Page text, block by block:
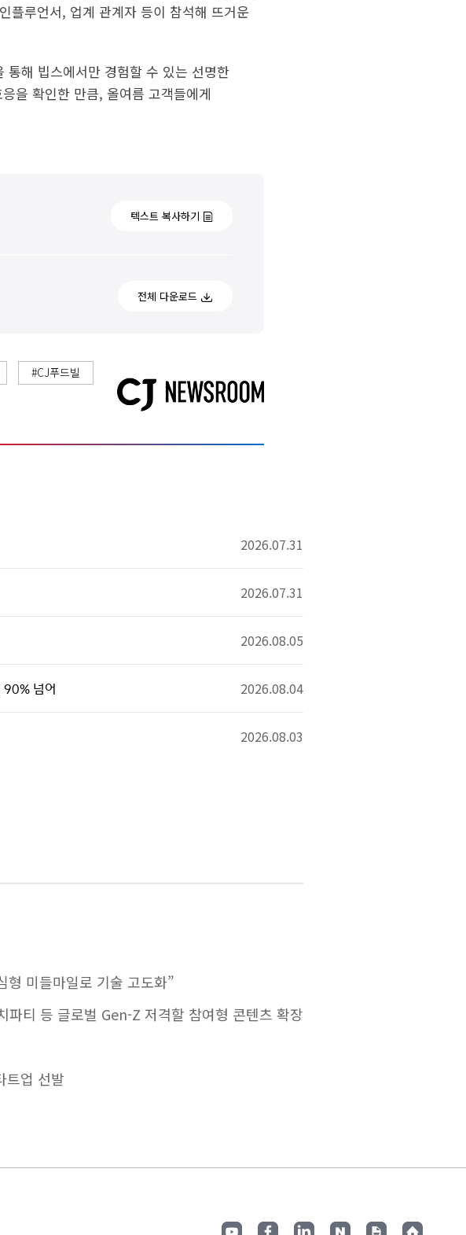
플루언서, 업계 관계자 등이 참석해 뜨거운
통해 빕스에서만 경험할 수 있는 선명한
을 확인한 만큼, 올여름 고객들에게
텍스트 복사하기
전체 다운로드
#CJ푸드빌
2026.07.31
2026.07.31
2026.08.05
90% 넘어 2026.08.04
2026.08.03
형 미들마일로 기술 고도화”
티 등 글로벌 Gen-Z 저격할 참여형 콘텐츠 확장
트업 선발